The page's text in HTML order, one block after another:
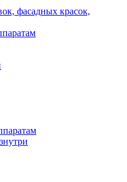
фасадных красок,